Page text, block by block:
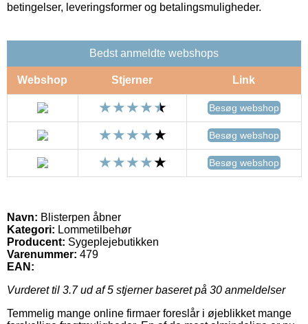
betingelser, leveringsformer og betalingsmuligheder.
Bedst anmeldte webshops
Webshop Stjerner Link
Besøg webshop
Besøg webshop
Besøg webshop
Navn: Blisterpen åbner
Kategori: Lommetilbehør
Producent: Sygeplejebutikken
Varenummer: 479
EAN:
Vurderet til 3.7ud af 5 stjerner baseret på 30 anmeldelser
Temmelig mange online firmaer foreslår i øjeblikket mange